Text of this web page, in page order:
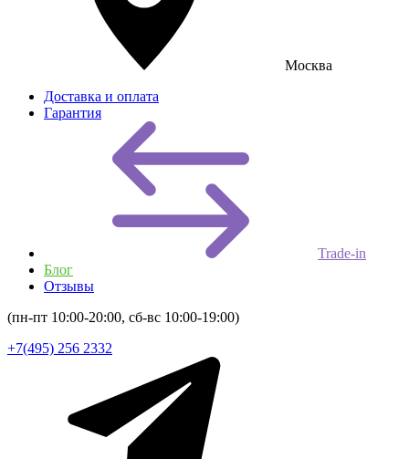
Москва
Доставка и оплата
Гарантия
Trade-in
Блог
Отзывы
(пн-пт 10:00-20:00, сб-вс 10:00-19:00)
+7(495) 256 2332